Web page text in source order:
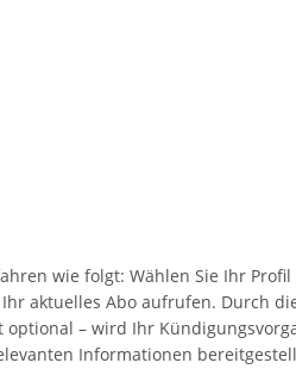
wie folgt: Wählen Sie Ihr
aktuelles Abo aufrufen. Durch
– wird Ihr
Informationen